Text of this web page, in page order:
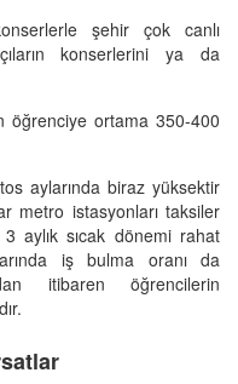
şehir çok canlı
konserlerini ya da
öğrenciye ortama 350-400
aylarında biraz yüksektir
metro istasyonları taksiler
aylık sıcak dönemi rahat
iş bulma oranı da
itibaren öğrencilerin